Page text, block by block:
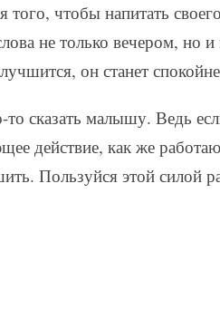
чтобы напитать
не только вечером, но
он станет
сказать малышу. Ведь
действие, как же
Пользуйся этой силой